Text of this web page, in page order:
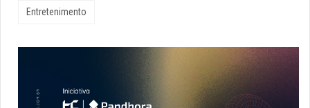
Entretenimento